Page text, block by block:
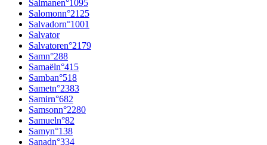
Salmanen°1095
Salomonn°2125
Salvadorn°1001
Salvator
Salvatoren°2179
Samn°288
Samaëln°415
Samban°518
Sametn°2383
Samirn°682
Samsonn°2280
Samueln°82
Samyn°138
Sanadn°334